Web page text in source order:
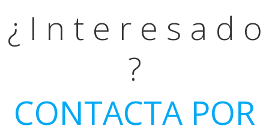
¿ I n t e r e s a d o
?
CONTACTA POR